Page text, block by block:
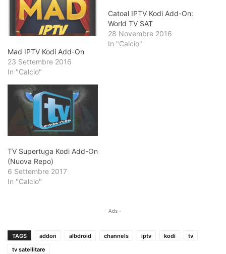
Mad IPTV Kodi Add-On
23 Settembre 2016
In "Calcio"
Catoal IPTV Kodi Add-On:
World TV SAT
28 Novembre 2016
In "Calcio"
TV Supertuga Kodi Add-On
(Nuova Repo)
6 Settembre 2017
In "Calcio"
- Ads -
TAGS addon albdroid channels iptv kodi
tv
tv satellitare